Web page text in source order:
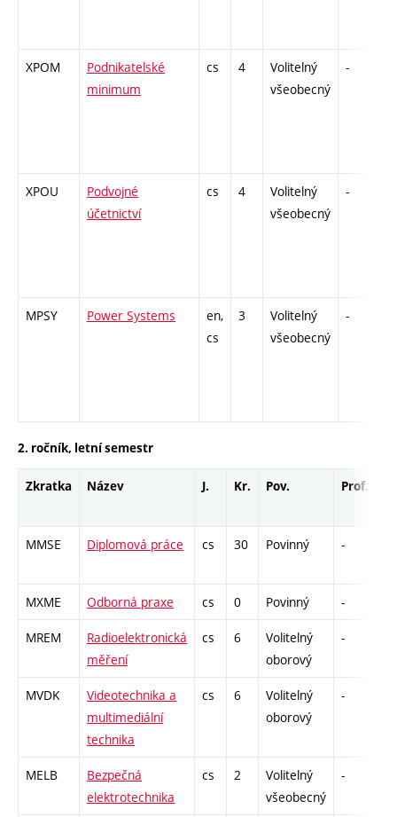
XPOM
Podnikatelské
minimum
cs 4
Volitelný
všeobecný
-
XPOU
Podvojné
účetnictví
cs 4
Volitelný
všeobecný
-
MPSY Power Systems
en,
cs
3
Volitelný
všeobecný
-
2. ročník, letní semestr
Zkratka Název J. Kr. Pov. Prof.
MMSE Diplomová práce cs 30 Povinný -
MXME Odborná praxe cs 0 Povinný -
MREM
Radioelektronická
měření
cs 6
Volitelný
oborový
-
MVDK
Videotechnika a
multimediální
technika
cs 6
Volitelný
oborový
-
MELB
Bezpečná
elektrotechnika
cs 2
Volitelný
všeobecný
-